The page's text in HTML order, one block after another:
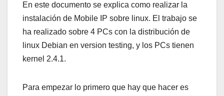
En este documento se explica como realizar la
instalación de Mobile IP sobre linux. El trabajo se
ha realizado sobre 4 PCs con la distribución de
linux Debian en version testing, y los PCs tienen
kernel 2.4.1.
Para empezar lo primero que hay que hacer es